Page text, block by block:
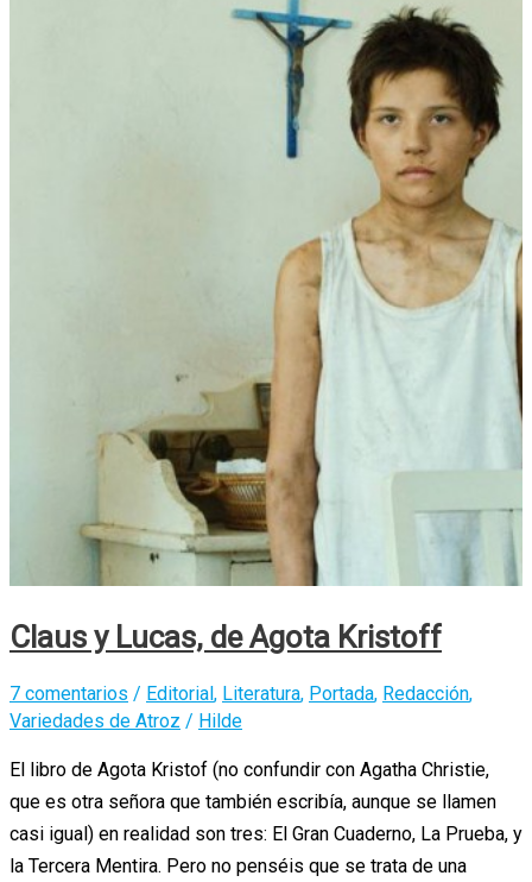
Claus y Lucas, de Agota Kristoff
7 comentarios / Editorial, Literatura, Portada, Redacción,
Variedades de Atroz / Hilde
El libro de Agota Kristof (no confundir con Agatha Christie,
que es otra señora que también escribía, aunque se llamen
casi igual) en realidad son tres: El Gran Cuaderno, La Prueba, y
la Tercera Mentira. Pero no penséis que se trata de una